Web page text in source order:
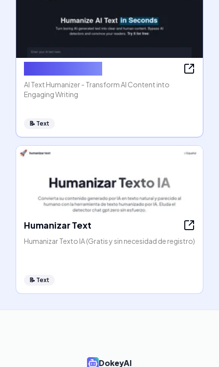
AI Text Humanizer - Transform AI Content into
Engaging Writing
📝 Text
Humanizar Text
Humanizar Texto IA (Gratis y sin necesidad de registro)
📝 Text
DokeyAI